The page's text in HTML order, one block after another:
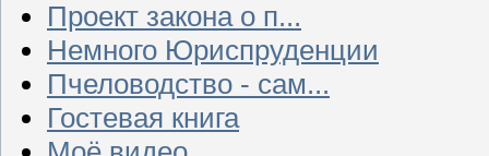
Проект закона о п...
Немного Юриспруденции
Пчеловодство - сам...
Гостевая книга